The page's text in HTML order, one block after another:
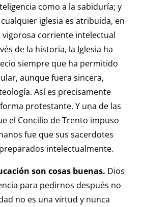
como a la sabiduría; y
iglesia es atribuida, en
corriente intelectual
de la historia, la Iglesia ha
siempre que ha permitido
aunque fuera sincera,
Así es precisamente
protestante. Y una de las
el Concilio de Trento impuso
fue que sus sacerdotes
intelectualmente.
son cosas buenas. Dios
para pedirnos después no
no es una virtud y nunca